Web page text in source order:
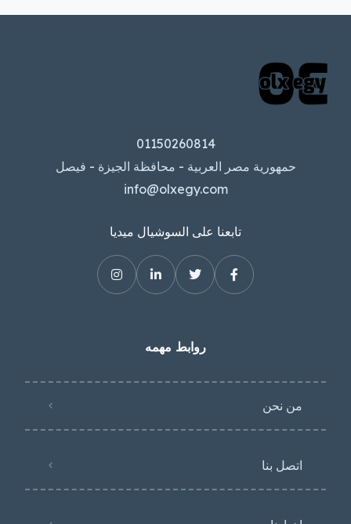
01150260814
حمهورية مصر العربية - محافظة الجيزة - فيصل
info@olxegy.com
تابعنا على السوشيال ميديا
روابط مهمه
من نحن
اتصل بنا